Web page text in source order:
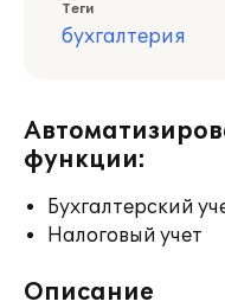
Теги
бухгалтерия
функции:
Бухгалтерский
Налоговый учет
Описание